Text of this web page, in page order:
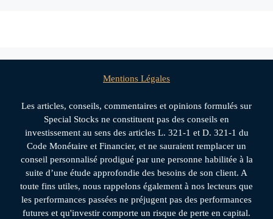
Mentions Légales
Les articles, conseils, commentaires et opinions formulés sur
Special Stocks ne constituent pas des conseils en
investissement au sens des articles L. 321-1 et D. 321-1 du
Code Monétaire et Financier, et ne sauraient remplacer un
conseil personnalisé prodigué par une personne habilitée à la
suite d’une étude approfondie des besoins de son client. A
toute fins utiles, nous rappelons également à nos lecteurs que
les performances passées ne préjugent pas des performances
futures et qu'investir comporte un risque de perte en capital.